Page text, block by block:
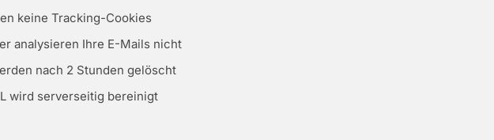
keine Tracking-Cookies
analysieren Ihre E-Mails nicht
nach 2 Stunden gelöscht
wird serverseitig bereinigt